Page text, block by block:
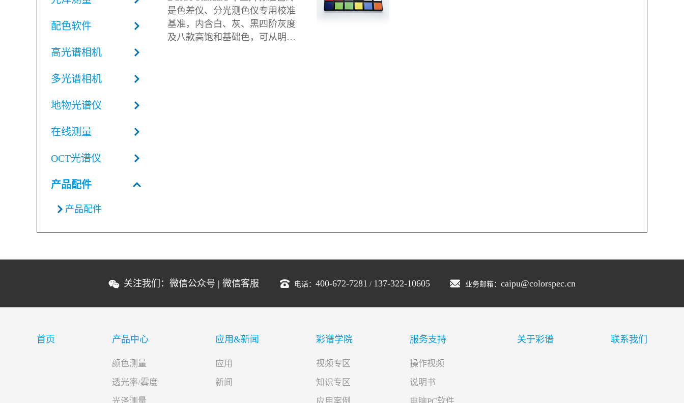
配色软件
高光谱相机
多光谱相机
地物光谱仪
在线测量
OCT光谱仪
产品配件
产品配件
是色差仪、分光测色仪专用校准
基准，内含白、灰、黑四阶灰度
及八款高饱和基础色，可从明
关注我们： 微信公众号 | 微信客服 电话： 400-672-7281 / 137-322-10605 业务邮箱： caipu@colorspec.cn
首页 产品中心
颜色测量
透光率/雾度
应用&新闻
应用
新闻
彩谱学院
视频专区
知识专区
服务支持
操作视频
说明书
关于彩谱 联系我们